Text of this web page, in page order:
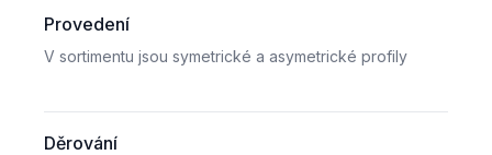
Provedení
V sortimentu jsou symetrické a asymetrické profily
Děrování